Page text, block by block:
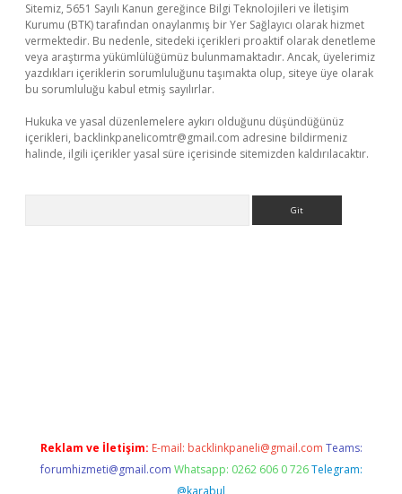
Sitemiz, 5651 Sayılı Kanun gereğince Bilgi Teknolojileri ve İletişim
Kurumu (BTK) tarafından onaylanmış bir Yer Sağlayıcı olarak hizmet
vermektedir. Bu nedenle, sitedeki içerikleri proaktif olarak denetleme
veya araştırma yükümlülüğümüz bulunmamaktadır. Ancak, üyelerimiz
yazdıkları içeriklerin sorumluluğunu taşımakta olup, siteye üye olarak
bu sorumluluğu kabul etmiş sayılırlar.
Hukuka ve yasal düzenlemelere aykırı olduğunu düşündüğünüz
içerikleri, backlinkpanelicomtr@gmail.com adresine bildirmeniz
halinde, ilgili içerikler yasal süre içerisinde sitemizden kaldırılacaktır.
Reklam ve İletişim: E-mail: backlinkpaneli@gmail.com Teams:
forumhizmeti@gmail.com Whatsapp: 0262 606 0 726 Telegram:
@karabul